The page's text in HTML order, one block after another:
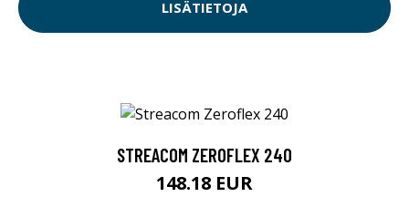
LISÄTIETOJA
STREACOM ZEROFLEX 240
148.18 EUR